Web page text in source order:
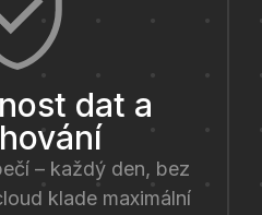
dat a
– každý den, bez
klade maximální